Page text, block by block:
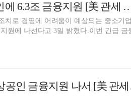
하나금융, 경영위기 중기·소상공인에
로 경영에 어려움이 예상되는 중소기업
원에 나선다고 3일 밝혔다.이번 긴급 금
KB